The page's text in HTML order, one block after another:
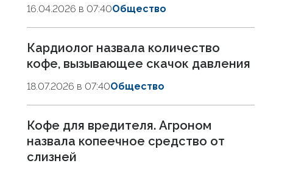
16.04.2026 в 07:40Общество
Кардиолог назвала количество
кофе, вызывающее скачок давления
18.07.2026 в 07:40Общество
Кофе для вредителя. Агроном
назвала копеечное средство от
слизней